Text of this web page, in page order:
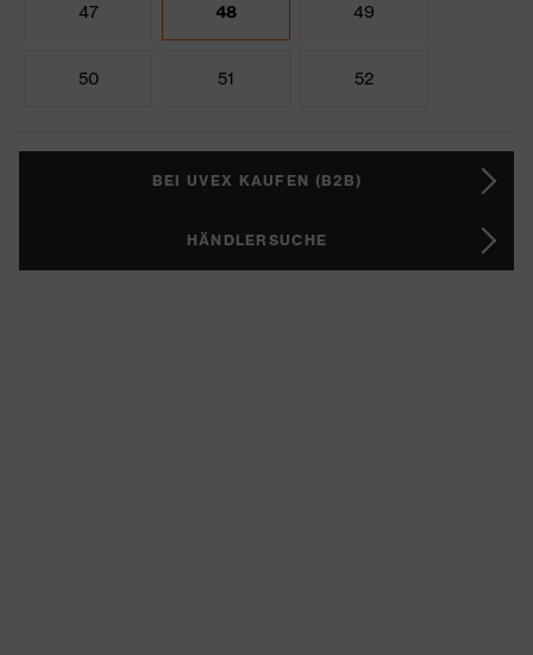
47 48 49
50 51 52
BEI UVEX KAUFEN (B2B)
HÄNDLERSUCHE